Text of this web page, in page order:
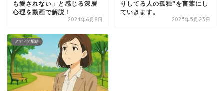
も愛されない」と感じる深層
心理を動画で解説！
2024年6月8日
りしてる人の孤独”を言葉にし
ていきます。
2025年5月23日
メディア配信